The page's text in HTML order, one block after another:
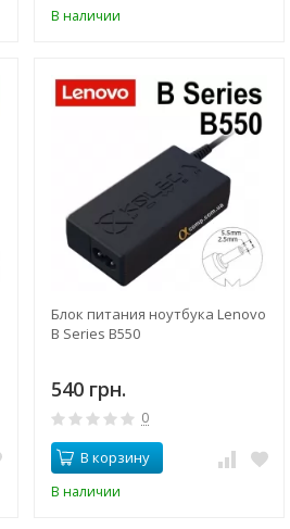
В наличии
Блок питания ноутбука Lenovo
B Series B550
540 грн.
0
В корзину
В наличии